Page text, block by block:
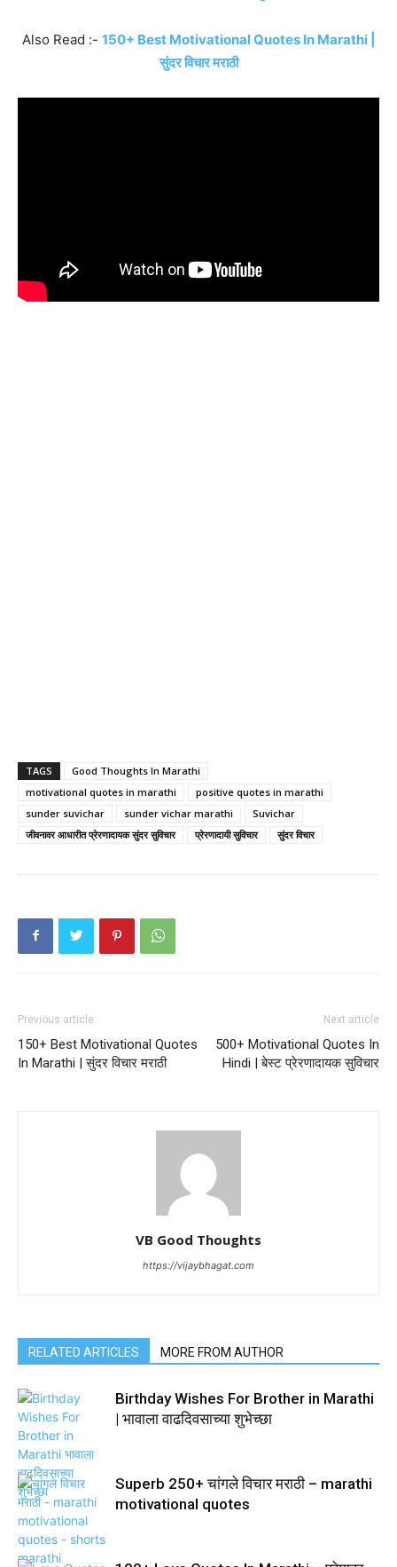
Also Read :- 150+ Best Motivational Quotes In Marathi |
सुंदर विचार मराठी
TAGS
Good Thoughts In Marathi
motivational quotes in marathi
positive quotes in marathi
sunder suvichar
sunder vichar marathi
Suvichar
जीवनावर आधारीत प्रेरणादायक सुंदर सुविचार
प्रेरणादायी सुविचार सुंदर विचार
Previous article
150+ Best Motivational Quotes
In Marathi | सुंदर विचार मराठी
Next article
500+ Motivational Quotes In
Hindi | बेस्ट प्रेरणादायक सुविचार
VB Good Thoughts
https://vijaybhagat.com
RELATED ARTICLES MORE FROM AUTHOR
Birthday Wishes For Brother in Marathi
| भावाला वाढदिवसाच्या शुभेच्छा
Superb 250+ चांगले विचार मराठी – marathi
motivational quotes